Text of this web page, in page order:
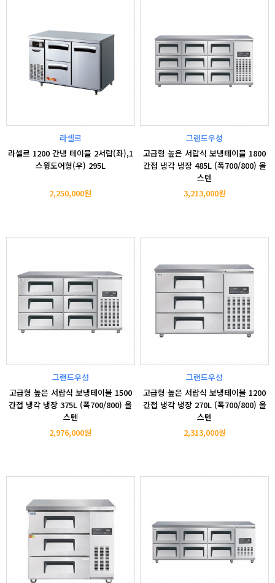
라셀르
라셀르 1200 간냉 테이블 2서랍(좌),1
스윙도어형(우) 295L
2,250,000원
그랜드우성
고급형 높은 서랍식 보냉테이블 1800
간접 냉각 냉장 485L (폭700/800) 올
스텐
3,213,000원
그랜드우성
고급형 높은 서랍식 보냉테이블 1500
간접 냉각 냉장 375L (폭700/800) 올
스텐
2,976,000원
그랜드우성
고급형 높은 서랍식 보냉테이블 1200
간접 냉각 냉장 270L (폭700/800) 올
스텐
2,313,000원